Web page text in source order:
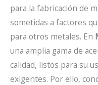
para la fabricación de
sometidas a factores
para otros metales. En
una amplia gama de
calidad, listos para su
exigentes. Por ello,